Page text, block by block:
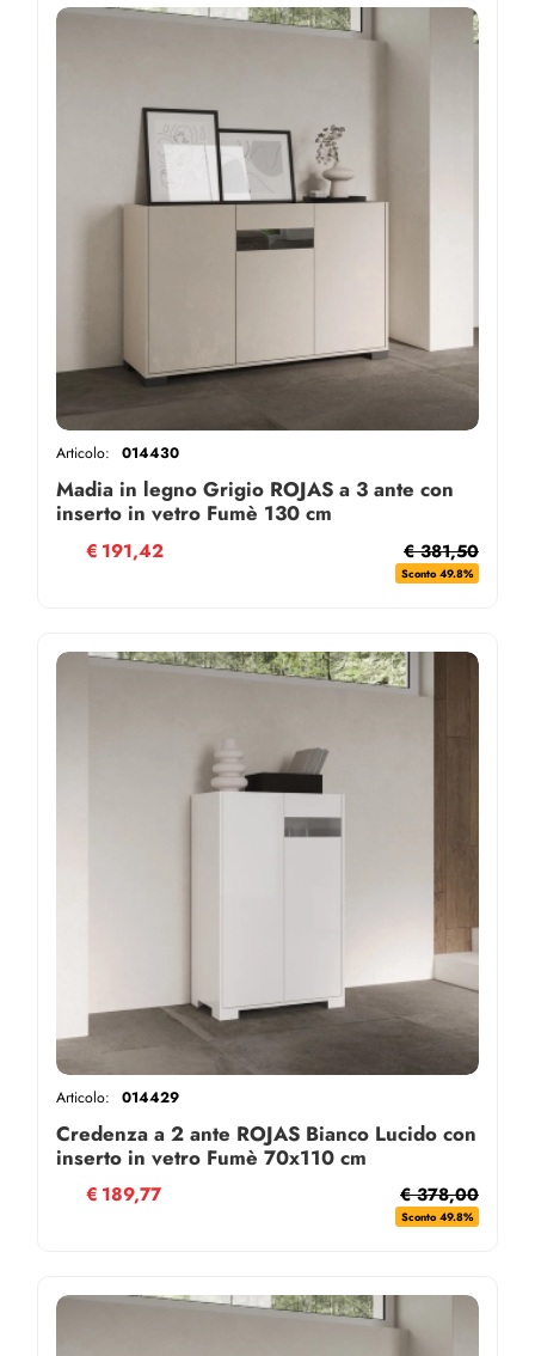
Madia in legno Grigio ROJAS a 3 ante con
inserto in vetro Fumè 130 cm
Articolo: 014430
€ 381,50
Sconto 49.8%
€ 191,42
Credenza a 2 ante ROJAS Bianco Lucido con
inserto in vetro Fumè 70x110 cm
Articolo: 014429
€ 378,00
Sconto 49.8%
€ 189,77